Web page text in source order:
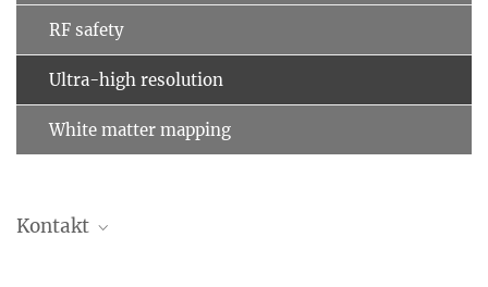
RF safety
Ultra-high resolution
White matter mapping
Kontakt